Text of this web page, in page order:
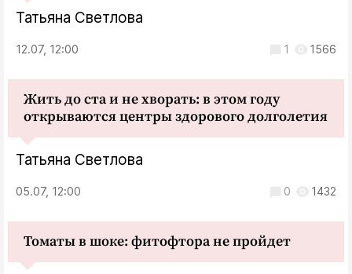
Татьяна Светлова
12.07, 12:00 1 1566
Жить до ста и не хворать: в этом году
открываются центры здорового долголетия
Татьяна Светлова
05.07, 12:00 0 1432
Томаты в шоке: фитофтора не пройдет